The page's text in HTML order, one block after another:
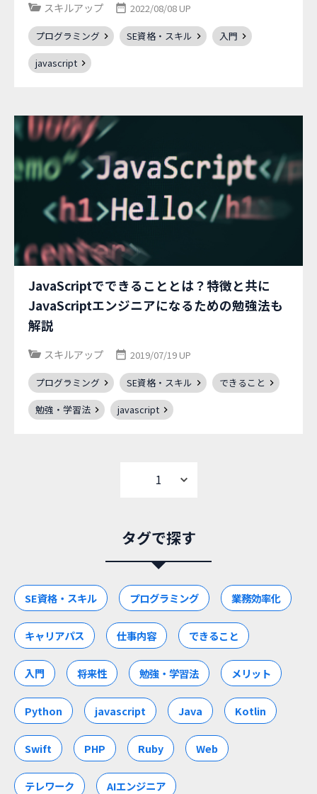
スキルアップ 2022/08/08 UP
プログラミング SE資格・スキル
入門
javascript
JavaScriptでできることとは？特徴と共に
JavaScriptエンジニアになるための勉強法も
解説
スキルアップ 2019/07/19 UP
プログラミング SE資格・スキル
できること
勉強・学習法
javascript
タグで探す
SE資格・スキル プログラミング 業務効率化
キャリアパス 仕事内容 できること
入門 将来性 勉強・学習法 メリット
Python javascript Java Kotlin
Swift PHP Ruby Web
テレワーク AIエンジニア